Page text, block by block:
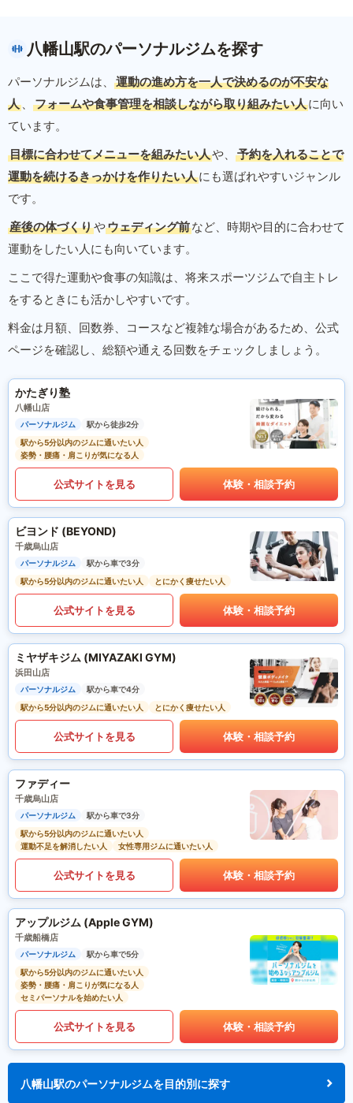
八幡山駅のパーソナルジムを探す
パーソナルジムは、
運動の進め方を一人で決めるのが不安な
人 、 フォームや食事管理を相談しながら取り組みたい人に向い
ています。
目標に合わせてメニューを組みたい人や、
予約を入れることで
運動を続けるきっかけを作りたい人にも選ばれやすいジャンル
です。
産後の体づくりやウェディング前など、時期や目的に合わせて
運動をしたい人にも向いています。
ここで得た運動や食事の知識は、将来スポーツジムで自主トレ
をするときにも活かしやすいです。
料金は月額、回数券、コースなど複雑な場合があるため、公式
ページを確認し、総額や通える回数をチェックしましょう。
かたぎり塾
八幡山店
パーソナルジム
駅から徒歩2分
駅から5分以内のジムに通いたい人
姿勢・腰痛・肩こりが気になる人
公式サイトを見る 体験・相談予約
ビヨンド (BEYOND)
千歳烏山店
パーソナルジム
駅から車で3分
駅から5分以内のジムに通いたい人
とにかく痩せたい人
公式サイトを見る 体験・相談予約
ミヤザキジム (MIYAZAKI GYM)
浜田山店
パーソナルジム
駅から車で4分
駅から5分以内のジムに通いたい人
とにかく痩せたい人
公式サイトを見る 体験・相談予約
ファディー
千歳烏山店
パーソナルジム
駅から車で3分
駅から5分以内のジムに通いたい人
運動不足を解消したい人
女性専用ジムに通いたい人
公式サイトを見る 体験・相談予約
アップルジム (Apple GYM)
千歳船橋店
パーソナルジム
駅から車で5分
駅から5分以内のジムに通いたい人
姿勢・腰痛・肩こりが気になる人
セミパーソナルを始めたい人
公式サイトを見る 体験・相談予約
八幡山駅のパーソナルジムを目的別に探す